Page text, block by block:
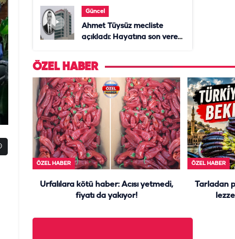
Güncel
Ahmet Tüysüz mecliste
açıkladı: Hayatına son veren
ÖZEL HABER
ÖZEL HABER
Urfalılara kötü haber: Acısı yetmedi,
fiyatı da yakıyor!
ÖZEL HABER
Tarladan